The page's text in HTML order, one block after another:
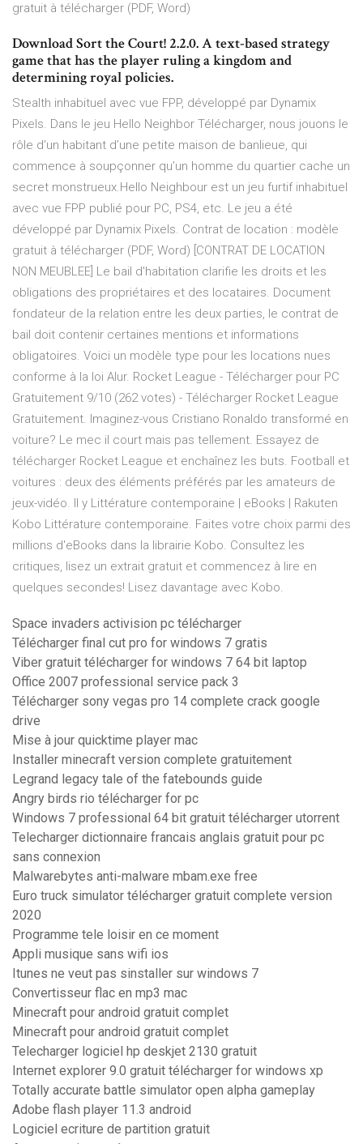
gratuit à télécharger (PDF, Word)
Download Sort the Court! 2.2.0. A text-based strategy
game that has the player ruling a kingdom and
determining royal policies.
Stealth inhabituel avec vue FPP, développé par Dynamix
Pixels. Dans le jeu Hello Neighbor Télécharger, nous jouons le
rôle d’un habitant d’une petite maison de banlieue, qui
commence à soupçonner qu’un homme du quartier cache un
secret monstrueux.Hello Neighbour est un jeu furtif inhabituel
avec vue FPP publié pour PC, PS4, etc. Le jeu a été
développé par Dynamix Pixels. Contrat de location : modèle
gratuit à télécharger (PDF, Word) [CONTRAT DE LOCATION
NON MEUBLEE] Le bail d'habitation clarifie les droits et les
obligations des propriétaires et des locataires. Document
fondateur de la relation entre les deux parties, le contrat de
bail doit contenir certaines mentions et informations
obligatoires. Voici un modèle type pour les locations nues
conforme à la loi Alur. Rocket League - Télécharger pour PC
Gratuitement 9/10 (262 votes) - Télécharger Rocket League
Gratuitement. Imaginez-vous Cristiano Ronaldo transformé en
voiture? Le mec il court mais pas tellement. Essayez de
télécharger Rocket League et enchaînez les buts. Football et
voitures : deux des éléments préférés par les amateurs de
jeux-vidéo. Il y Littérature contemporaine | eBooks | Rakuten
Kobo Littérature contemporaine. Faites votre choix parmi des
millions d'eBooks dans la librairie Kobo. Consultez les
critiques, lisez un extrait gratuit et commencez à lire en
quelques secondes! Lisez davantage avec Kobo.
Space invaders activision pc télécharger
Télécharger final cut pro for windows 7 gratis
Viber gratuit télécharger for windows 7 64 bit laptop
Office 2007 professional service pack 3
Télécharger sony vegas pro 14 complete crack google
drive
Mise à jour quicktime player mac
Installer minecraft version complete gratuitement
Legrand legacy tale of the fatebounds guide
Angry birds rio télécharger for pc
Windows 7 professional 64 bit gratuit télécharger utorrent
Telecharger dictionnaire francais anglais gratuit pour pc
sans connexion
Malwarebytes anti-malware mbam.exe free
Euro truck simulator télécharger gratuit complete version
2020
Programme tele loisir en ce moment
Appli musique sans wifi ios
Itunes ne veut pas sinstaller sur windows 7
Convertisseur flac en mp3 mac
Minecraft pour android gratuit complet
Minecraft pour android gratuit complet
Telecharger logiciel hp deskjet 2130 gratuit
Internet explorer 9.0 gratuit télécharger for windows xp
Totally accurate battle simulator open alpha gameplay
Adobe flash player 11.3 android
Logiciel ecriture de partition gratuit